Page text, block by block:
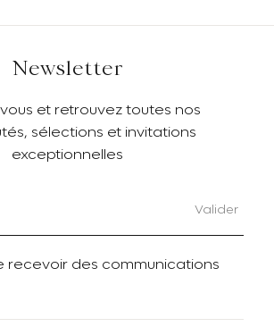
Newsletter
et retrouvez toutes nos
sélections et invitations
exceptionnelles
Valider
recevoir des communications